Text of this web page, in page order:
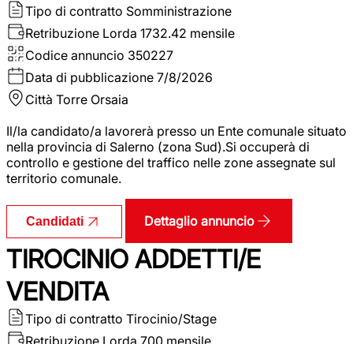
Tipo di contratto Somministrazione
Retribuzione Lorda 1732.42 mensile
Codice annuncio 350227
Data di pubblicazione 7/8/2026
Città Torre Orsaia
Il/la candidato/a lavorerà presso un Ente comunale situato
nella provincia di Salerno (zona Sud).Si occuperà di
controllo e gestione del traffico nelle zone assegnate sul
territorio comunale.
Candidati Dettaglio annuncio
TIROCINIO ADDETTI/E
VENDITA
Tipo di contratto Tirocinio/Stage
Retribuzione Lorda 700 mensile